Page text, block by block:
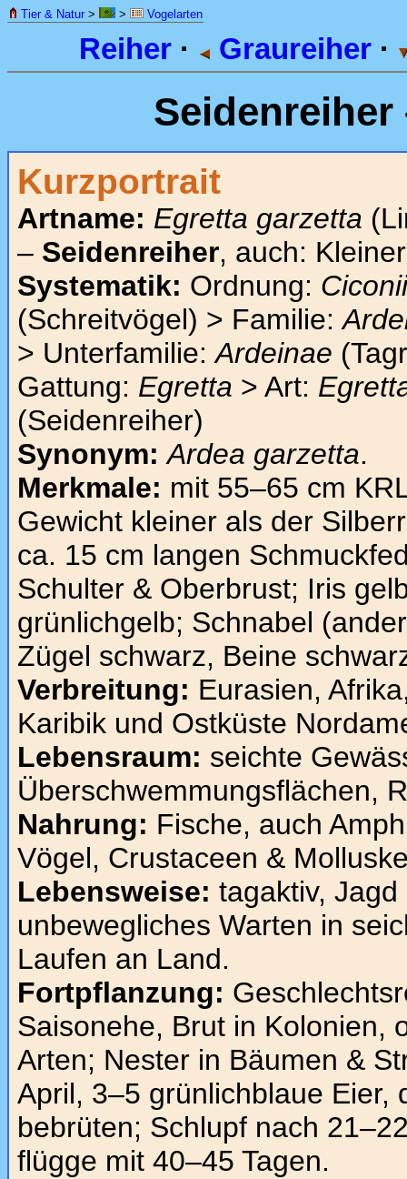
Tier & Natur > > Vogelarten
Reiher · Graureiher ·
Kurzportrait
Artname: Egretta garzetta
– Seidenreiher, auch:
Systematik: Ordnung:
(Schreitvögel) > Familie:
> Unterfamilie:Ardeinae
Gattung: Egretta > Art:
(Seidenreiher)
Synonym: Ardea garzetta.
Merkmale: mit 55–65 cm
Gewicht kleiner als der
ca. 15 cm langen
Schulter & Oberbrust; Iris
grünlichgelb; Schnabel
Zügel schwarz, Beine
Verbreitung: Eurasien,
Karibik und Ostküste
Lebensraum: seichte
Überschwemmungsflächen,
Nahrung: Fische, auch
Vögel, Crustaceen &
Lebensweise: tagaktiv,
unbewegliches Warten in
Laufen an Land.
Fortpflanzung:
Saisonehe, Brut in Kolonien,
Arten; Nester in Bäumen &
April, 3–5 grünlichblaue Eier,
bebrüten; Schlupf nach
flügge mit 40–45 Tagen.